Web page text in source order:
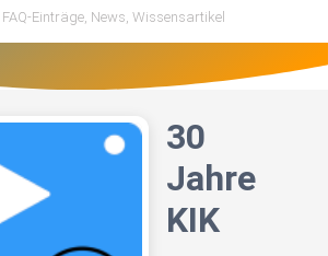
30
Jahre
KIK